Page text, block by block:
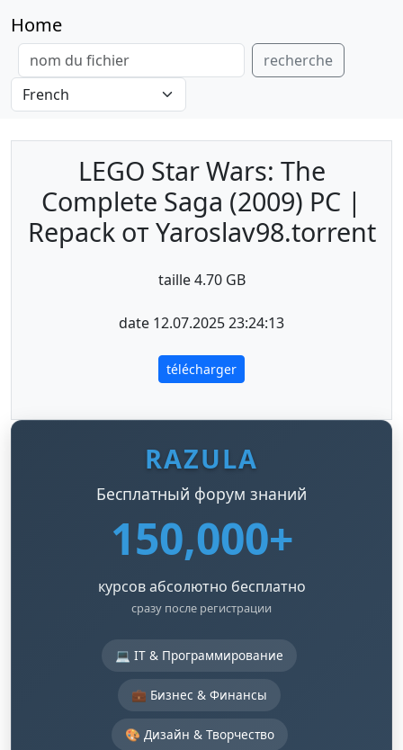
Home
recherche
LEGO Star Wars: The
Complete Saga (2009) PC |
Repack от Yaroslav98.torrent
taille 4.70 GB
date 12.07.2025 23:24:13
télécharger
RAZULA
Бесплатный форум знаний
150,000+
курсов абсолютно бесплатно
сразу после регистрации
💻 IT & Программирование
💼 Бизнес & Финансы
🎨 Дизайн & Творчество